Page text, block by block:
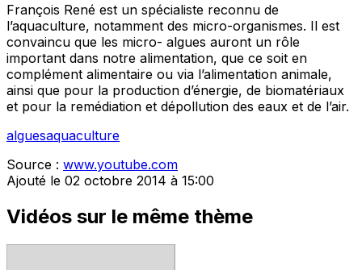
François René est un spécialiste reconnu de
l’aquaculture, notamment des micro-organismes. Il est
convaincu que les micro- algues auront un rôle
important dans notre alimentation, que ce soit en
complément alimentaire ou via l’alimentation animale,
ainsi que pour la production d’énergie, de biomatériaux
et pour la remédiation et dépollution des eaux et de l’air.
alguesaquaculture
Source : www.youtube.com
Ajouté le 02 octobre 2014 à 15:00
Vidéos sur le même thème